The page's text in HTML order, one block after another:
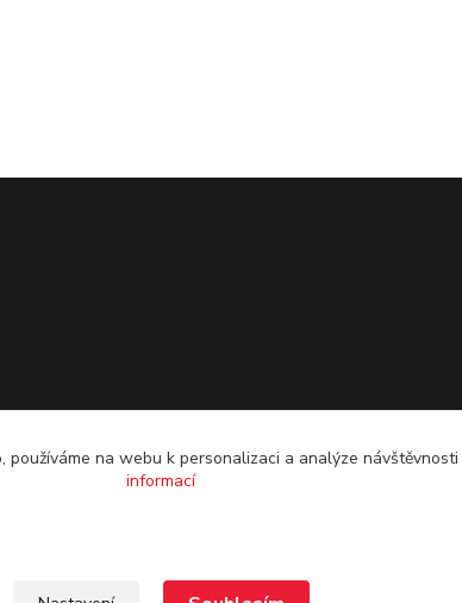
používáme na webu k personalizaci a analýze návštěvnosti
informací